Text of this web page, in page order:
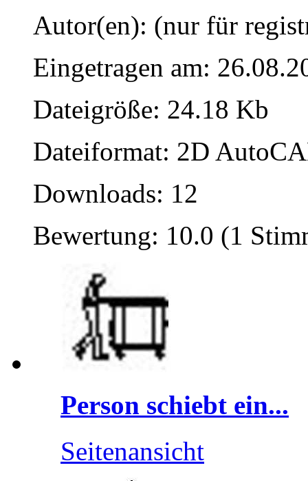
Autor(en): (nur für
Eingetragen am:
Dateigröße: 24.18 Kb
Dateiformat: 2D
Downloads: 12
Bewertung: 10.0 (1
Person schiebt ein...
Seitenansicht